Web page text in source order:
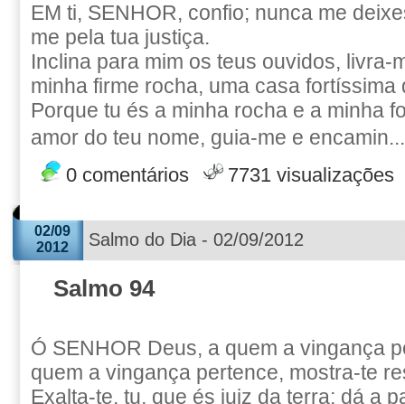
EM ti, SENHOR, confio; nunca me
me pela tua justiça.
Inclina para mim os teus ouvidos, livra-
minha firme rocha, uma casa fortíssima
Porque tu és a minha rocha e a minha
amor do teu nome, guia-me e
0 comentários 7731 visualizações
02/09
2012
Salmo do Dia - 02/09/2012
Salmo 94
Ó SENHOR Deus, a quem a vingança
quem a vingança pertence, mostra-te
Exalta-te, tu, que és juiz da terra; dá a